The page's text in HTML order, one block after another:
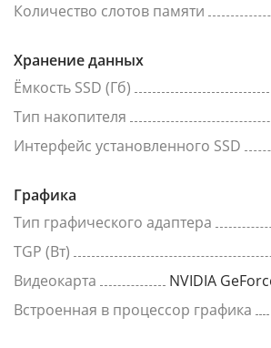
Количество слотов памяти
Хранение данных
Ёмкость SSD (Гб)
Тип накопителя
Интерфейс установленного SSD
Графика
Тип графического адаптера
TGP (Вт)
Видеокарта
NVIDIA
Встроенная в процессор графика